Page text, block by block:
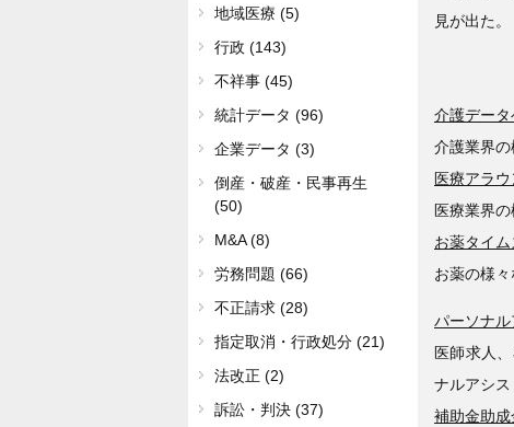
見が出た。
介護データ
介護業界
医療アラウ
医療業界
お薬タイム
お薬の様
パーソナル
医師求人
ナルアシス
補助金助成
地域医療 (5)
行政 (143)
不祥事 (45)
統計データ (96)
企業データ (3)
倒産・破産・民事再生
(50)
M&A (8)
労務問題 (66)
不正請求 (28)
指定取消・行政処分 (21)
法改正 (2)
訴訟・判決 (37)